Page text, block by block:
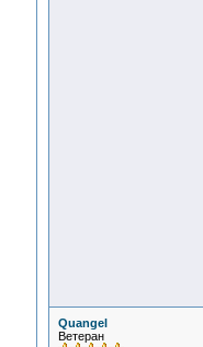
Quangel
Ветеран